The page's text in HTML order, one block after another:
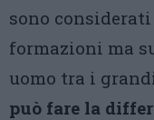
sono
formazioni ma
uomo tra i
può fare la